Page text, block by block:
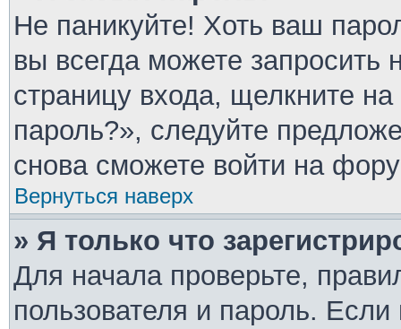
Не паникуйте! Хоть ваш
вы всегда можете запросить
страницу входа, щелкните
пароль?», следуйте
снова сможете войти на
Вернуться наверх
» Я только что
Для начала проверьте,
пользователя и пароль.